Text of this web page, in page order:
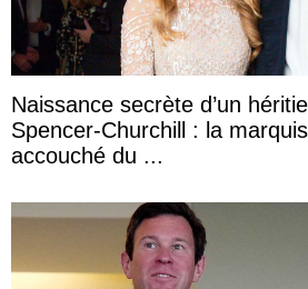
Naissance secrète d’un
Spencer-Churchill : la
accouché du ...